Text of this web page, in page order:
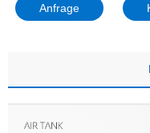
Anfrage